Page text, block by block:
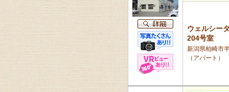
ウェルシー
204号室
新潟県柏崎市
（アパート）